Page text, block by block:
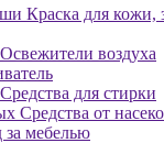
Краска для кожи,
Освежители воздуха
Средства для стирки
Средства от
за мебелью